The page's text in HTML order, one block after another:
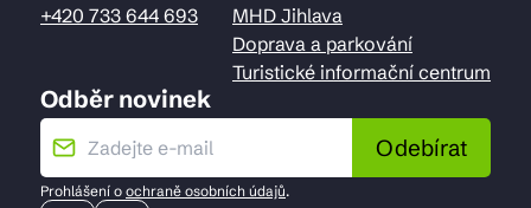
+420 733 644 693
MHD Jihlava
Doprava a parkování
Turistické informační centrum
Odběr novinek
Odebírat
Prohlášení o ochraně osobních údajů.